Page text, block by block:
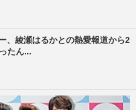
、綾瀬はるかとの熱愛報道から2
たん...